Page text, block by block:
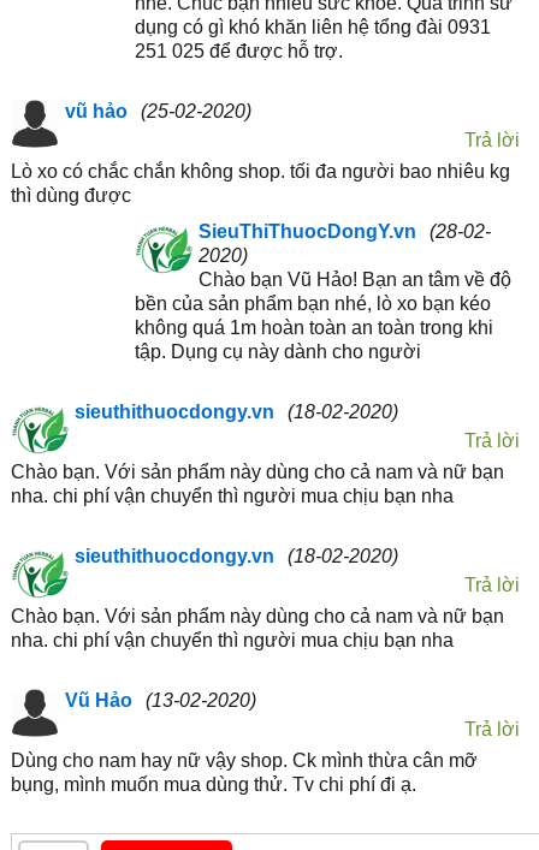
dụng có gì khó khăn liên hệ tổng đài 0931
251 025 để được hỗ trợ.
vũ hảo
(25-02-2020)
Trả lời
Lò xo có chắc chắn không shop. tối đa người bao nhiêu kg
thì dùng được
SieuThiThuocDongY.vn
(28-02-
2020)
Chào bạn Vũ Hảo! Bạn an tâm về độ
bền của sản phẩm bạn nhé, lò xo bạn kéo
không quá 1m hoàn toàn an toàn trong khi
tập. Dụng cụ này dành cho người
sieuthithuocdongy.vn
(18-02-2020)
Trả lời
Chào bạn. Với sản phẩm này dùng cho cả nam và nữ bạn
nha. chi phí vận chuyển thì người mua chịu bạn nha
sieuthithuocdongy.vn
(18-02-2020)
Trả lời
Chào bạn. Với sản phẩm này dùng cho cả nam và nữ bạn
nha. chi phí vận chuyển thì người mua chịu bạn nha
Vũ Hảo
(13-02-2020)
Trả lời
Dùng cho nam hay nữ vậy shop. Ck mình thừa cân mỡ
bụng, mình muốn mua dùng thử. Tv chi phí đi ạ.